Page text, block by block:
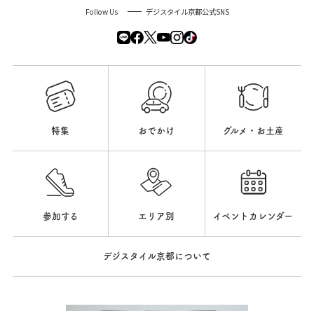
Follow Us デジスタイル京都公式SNS
特集 おでかけ グルメ・お土産
参加する エリア別 イベントカレンダー
デジスタイル京都について